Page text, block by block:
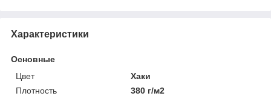
Характеристики
Основные
Цвет
Хаки
Плотность
380 г/м2